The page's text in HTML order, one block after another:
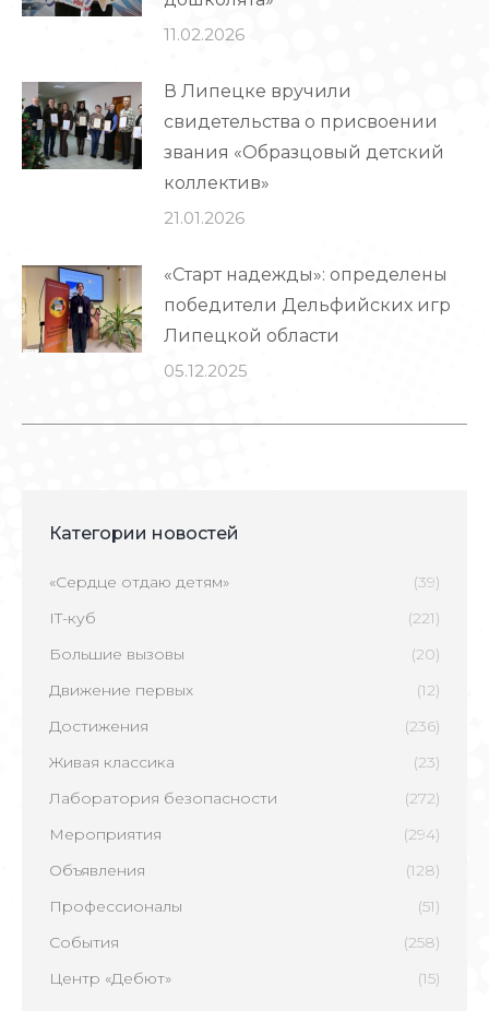
11.02.2026
В Липецке вручили
свидетельства о присвоении
звания «Образцовый детский
коллектив»
21.01.2026
«Старт надежды»: определены
победители Дельфийских игр
Липецкой области
05.12.2025
Категории новостей
«Сердце отдаю детям»
(39)
IT-куб
(221)
Большие вызовы
(20)
Движение первых
(12)
Достижения
(236)
Живая классика
(23)
Лаборатория безопасности
(272)
Мероприятия
(294)
Объявления
(128)
Профессионалы
(51)
События
(258)
Центр «Дебют»
(15)